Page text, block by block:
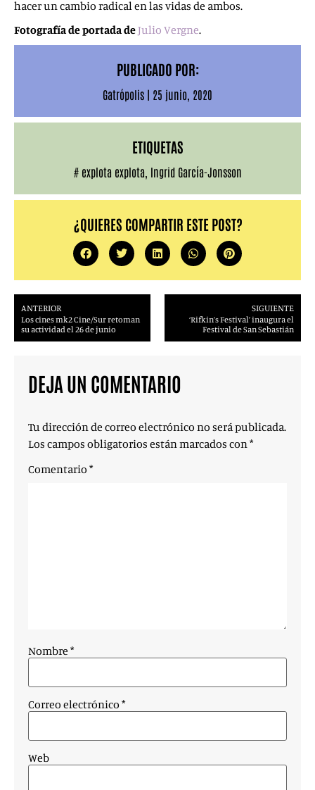
hacer un cambio radical en las vidas de ambos.
Fotografía de portada deJulio Vergne.
PUBLICADO POR:
Gatrópolis | 25 junio, 2020
ETIQUETAS
# explota explota Ingrid García-Jonsson
¿QUIERES COMPARTIR ESTE POST?
ANTERIOR
Los cines mk2 Cine/Sur retoman
su actividad el 26 de junio
SIGUIENTE
‘Rifkin’s Festival’ inaugura el
Festival de San Sebastián
DEJA UN COMENTARIO
Tu dirección de correo electrónico no será publicada.
Los campos obligatorios están marcados con*
Comentario *
Nombre *
Correo electrónico *
Web